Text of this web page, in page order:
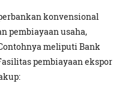
konvensional
pembiayaan usaha,
meliputi Bank
pembiayaan ekspor